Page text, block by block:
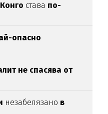
става по-
опасно
не спасява от
незабелязано в